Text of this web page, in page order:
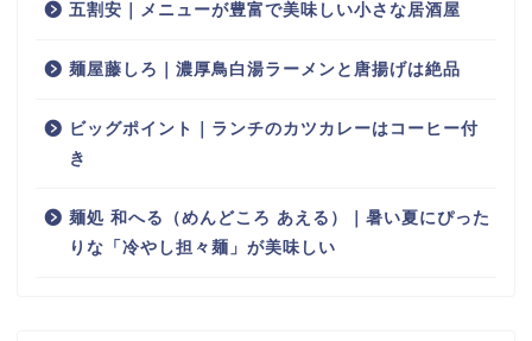
五割安｜メニューが豊富で美味しい小さな居酒屋
麺屋藤しろ｜濃厚鳥白湯ラーメンと唐揚げは絶品
ビッグポイント｜ランチのカツカレーはコーヒー付
き
麺処 和へる（めんどころ あえる）｜暑い夏にぴった
りな「冷やし担々麺」が美味しい